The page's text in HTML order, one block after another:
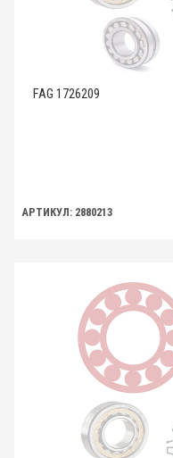
FAG 1726209
АРТИКУЛ: 2880213